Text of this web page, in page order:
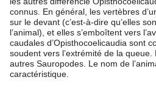
connus. En général, les vertèbres
sur le devant (c’est-à-dire qu’elles
l’animal), et elles s’emboîtent vers
caudales d’Opisthocoelicaudia sont
soudent vers l’extrémité de la
autres Sauropodes. Le nom de
caractéristique.